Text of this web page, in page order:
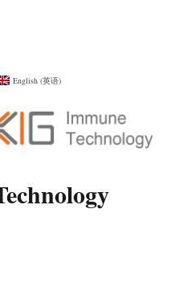
English (英语)